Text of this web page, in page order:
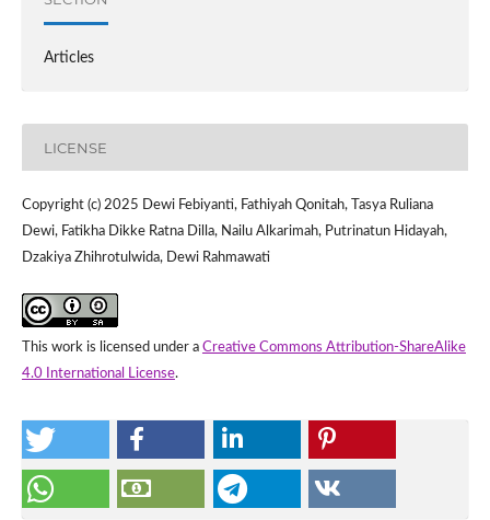
Articles
LICENSE
Copyright (c) 2025 Dewi Febiyanti, Fathiyah Qonitah, Tasya Ruliana
Dewi, Fatikha Dikke Ratna Dilla, Nailu Alkarimah, Putrinatun Hidayah,
Dzakiya Zhihrotulwida, Dewi Rahmawati
This work is licensed under a Creative Commons Attribution-ShareAlike
4.0 International License.